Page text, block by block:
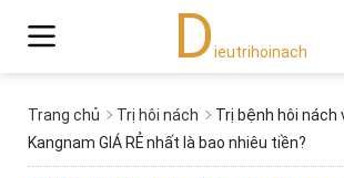
Dieutrihoinach
Trang chủ Trị hôi nách
Trị bệnh hôi nách
Kangnam GIÁ RẺ nhất là bao nhiêu tiền?